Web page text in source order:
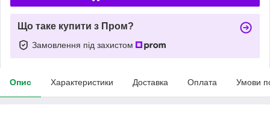
Що таке купити з Пром?
Замовлення під захистом
Опис Характеристики Доставка Оплата Умови